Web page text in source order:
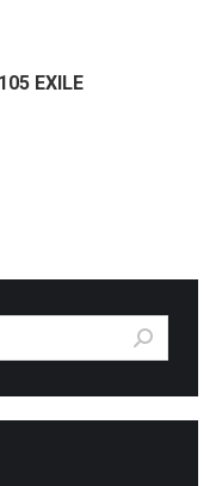
EXILE